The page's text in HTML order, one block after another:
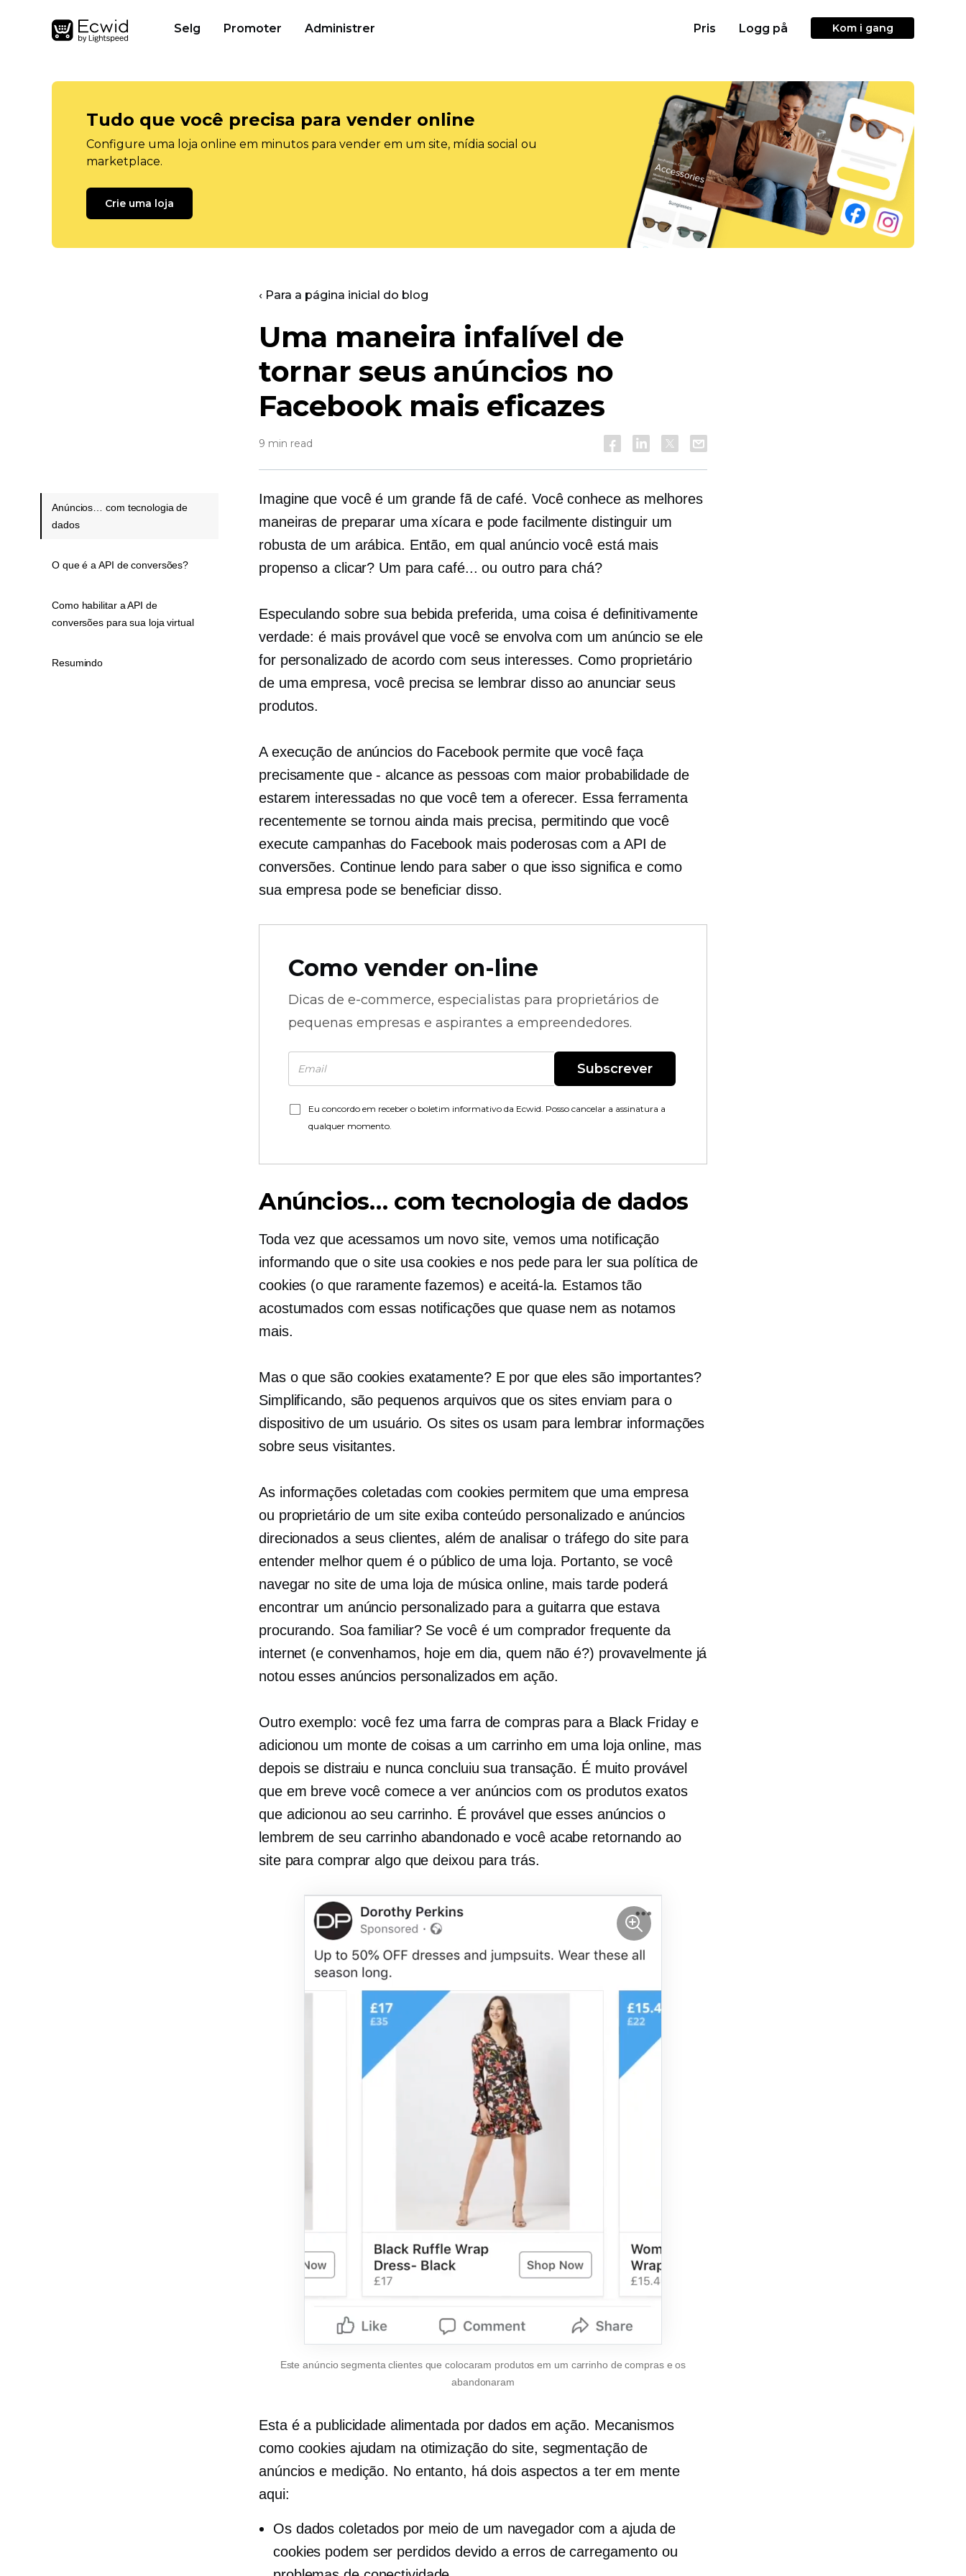
Selg Promoter Administrer Pris Logg på Kom i gang
Tudo que você precisa para vender online
Configure uma loja online em minutos para vender em um site, mídia social ou
marketplace.
Crie uma loja
‹ Para a página inicial do blog
Uma maneira infalível de
tornar seus anúncios no
Facebook mais eficazes
9 min read
Imagine que você é um grande fã de café. Você conhece as melhores
maneiras de preparar uma xícara e pode facilmente distinguir um
robusta de um arábica. Então, em qual anúncio você está mais
propenso a clicar? Um para café... ou outro para chá?
Especulando sobre sua bebida preferida, uma coisa é definitivamente
verdade: é mais provável que você se envolva com um anúncio se ele
for personalizado de acordo com seus interesses. Como proprietário
de uma empresa, você precisa se lembrar disso ao anunciar seus
produtos.
A execução de anúncios do Facebook permite que você faça
precisamente que - alcanceas pessoas com maior probabilidade de
estarem interessadas no que você tem a oferecer. Essa ferramenta
recentemente se tornou ainda mais precisa, permitindo que você
execute campanhas do Facebook mais poderosas com a API de
conversões. Continue lendo para saber o que isso significa e como
sua empresa pode se beneficiar disso.
Como vender on-line
Dicas de e-commerce, especialistas para proprietários de
pequenas empresas e aspirantes a empreendedores.
Subscrever
Eu concordo em receber o boletim informativo da Ecwid. Posso cancelar a assinatura a
qualquer momento.
Anúncios… com tecnologia de dados
Toda vez que acessamos um novo site, vemos uma notificação
informando que o site usa cookies e nos pede para ler sua política de
cookies (o que raramente fazemos) e aceitá-la. Estamos tão
acostumados com essas notificações que quase nem as notamos
mais.
Mas o que são cookies exatamente? E por que eles são importantes?
Simplificando, são pequenos arquivos que os sites enviam para o
dispositivo de um usuário. Os sites os usam para lembrar informações
sobre seus visitantes.
As informações coletadas com cookies permitem que uma empresa
ou proprietário de um site exiba conteúdo personalizado e anúncios
direcionados a seus clientes, além de analisar o tráfego do site para
entender melhor quem é o público de uma loja. Portanto, se você
navegar no site de uma loja de música online, mais tarde poderá
encontrar um anúncio personalizado para a guitarra que estava
procurando. Soa familiar? Se você é um comprador frequente da
internet (e convenhamos, hoje em dia, quem não é?) provavelmente já
notou esses anúncios personalizados em ação.
Outro exemplo: você fez uma farra de compras para a Black Friday e
adicionou um monte de coisas a um carrinho em uma loja online, mas
depois se distraiu e nunca concluiu sua transação. É muito provável
que em breve você comece a ver anúncios com os produtos exatos
que adicionou ao seu carrinho. É provável que esses anúncios o
lembrem de seu carrinho abandonado e você acabe retornando ao
site para comprar algo que deixou para trás.
Este anúncio segmenta clientes que colocaram produtos em um carrinho de compras e os
abandonaram
Esta é a publicidade alimentada por dados em ação. Mecanismos
como cookies ajudam na otimização do site, segmentação de
anúncios e medição. No entanto, há dois aspectos a ter em mente
aqui:
Os dados coletados por meio de um navegador com a ajuda de
cookies podem ser perdidos devido a erros de carregamento ou
Anúncios… com tecnologia de
dados
O que é a API de conversões?
Como habilitar a API de
conversões para sua loja virtual
Resumindo